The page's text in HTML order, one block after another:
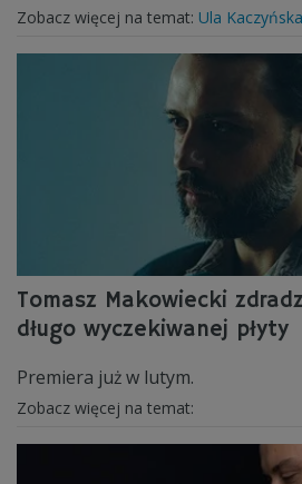
Zobacz więcej na temat: Ula Kaczyńska
Tomasz Makowiecki
długo wyczekiwanej płyty
Premiera już w lutym.
Zobacz więcej na temat: